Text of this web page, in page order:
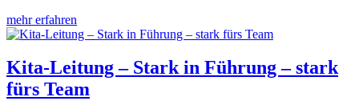
mehr erfahren
Kita-Leitung – Stark in Führung – stark
fürs Team